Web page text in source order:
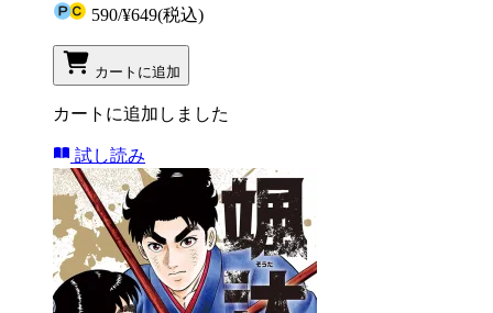
590/¥649(税込)
カートに追加
カートに追加しました
試し読み